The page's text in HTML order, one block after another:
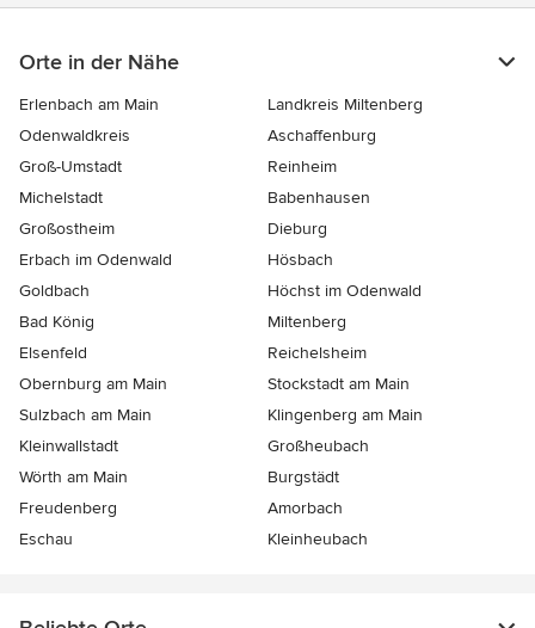
Orte in der Nähe
Erlenbach am Main
Landkreis Miltenberg
Odenwaldkreis
Aschaffenburg
Groß-Umstadt
Reinheim
Michelstadt
Babenhausen
Großostheim
Dieburg
Erbach im Odenwald
Hösbach
Goldbach
Höchst im Odenwald
Bad König
Miltenberg
Elsenfeld
Reichelsheim
Obernburg am Main
Stockstadt am Main
Sulzbach am Main
Klingenberg am Main
Kleinwallstadt
Großheubach
Wörth am Main
Burgstädt
Freudenberg
Amorbach
Eschau
Kleinheubach